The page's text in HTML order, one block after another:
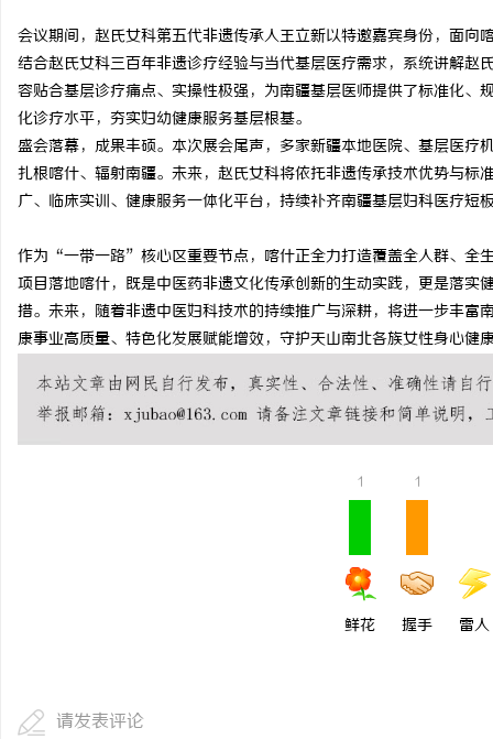
会议期间，赵氏女科第五代非遗传承人王立新以特邀嘉宾身份，面
结合赵氏女科三百年非遗诊疗经验与当代基层医疗需求，系统讲解
容贴合基层诊疗痛点、实操性极强，为南疆基层医师提供了标准化
化诊疗水平，夯实妇幼健康服务基层根基。
盛会落幕，成果丰硕。本次展会尾声，多家新疆本地医院、基层医
扎根喀什、辐射南疆。未来，赵氏女科将依托非遗传承技术优势与
广、临床实训、健康服务一体化平台，持续补齐南疆基层妇科医疗
作为“一带一路”核心区重要节点，喀什正全力打造覆盖全人群、全
项目落地喀什，既是中医药非遗文化传承创新的生动实践，更是落
措。未来，随着非遗中医妇科技术的持续推广与深耕，将进一步丰
康事业高质量、特色化发展赋能增效，守护天山南北各族女性身心健
1
鲜花
1
握手 雷人
请发表评论
度解析新明珠岩板官网：打造高品质岩板行
标杆平台
贝净 AC 国际医疗实验
全解析